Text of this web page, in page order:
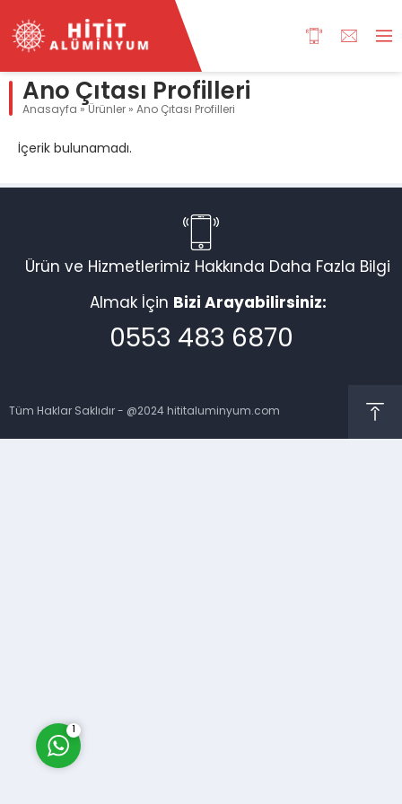
Ano Çıtası Profilleri
Anasayfa » Ürünler » Ano Çıtası Profilleri
İçerik bulunamadı.
Ürün ve Hizmetlerimiz Hakkında Daha Fazla Bilgi
Almak İçin Bizi Arayabilirsiniz:
0553 483 6870
Tüm Haklar Saklıdır - @2024 hititaluminyum.com